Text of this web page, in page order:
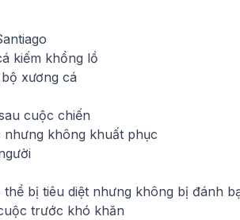
kiếm khổng lồ
xương cá
cuộc chiến
nhưng không khuất phục
thể bị tiêu diệt nhưng không bị đánh
trước khó khăn